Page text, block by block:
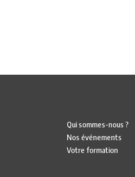
Qui sommes-nous ?
Nos événements
Votre formation